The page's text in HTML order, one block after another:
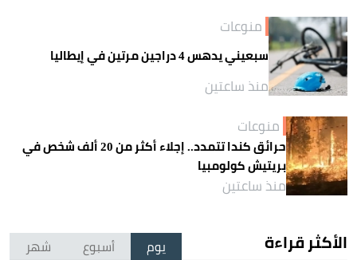
منوعات
سبعيني يدهس 4 دراجين مرتين في إيطاليا
منذ ساعتين
منوعات
حرائق كندا تتمدد.. إجلاء أكثر من 20 ألف شخص في
بريتيش كولومبيا
منذ ساعتين
الأكثر قراءة يوم أسبوع شهر